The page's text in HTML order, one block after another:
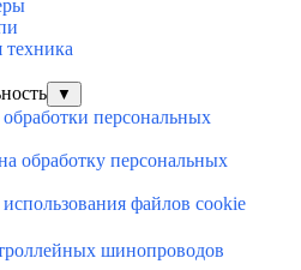
техника
▼
персональных
обработку персональных
файлов cookie
шинопроводов